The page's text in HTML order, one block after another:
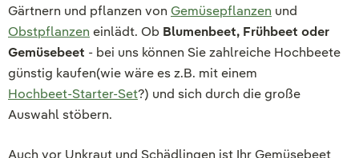
Gärtnern und pflanzen von Gemüsepflanzen und
Obstpflanzen einlädt. Ob Blumenbeet, Frühbeet oder
Gemüsebeet - bei uns können Sie zahlreiche Hochbeete
günstig kaufen(wie wäre es z.B. mit einem
Hochbeet-Starter-Set?) und sich durch die große
Auswahl stöbern.